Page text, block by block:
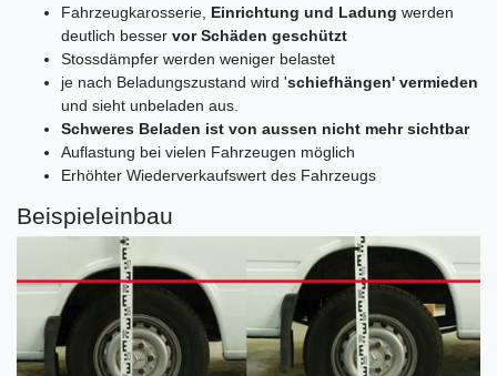
Fahrzeugkarosserie, Einrichtung und Ladung werden
deutlich besser vor Schäden geschützt
Stossdämpfer werden weniger belastet
je nach Beladungszustand wird 'schiefhängen' vermieden
und sieht unbeladen aus.
Schweres Beladen ist von aussen nicht mehr sichtbar
Auflastung bei vielen Fahrzeugen möglich
Erhöhter Wiederverkaufswert des Fahrzeugs
Beispieleinbau